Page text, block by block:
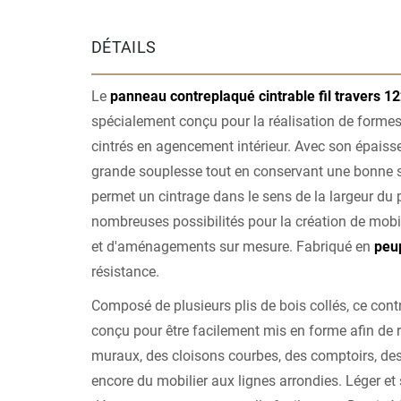
Galerie
d’images
DÉTAILS
Le panneau contreplaqué cintrable fil travers
spécialement conçu pour la réalisation de
cintrés en agencement intérieur. Avec son
grande souplesse tout en conservant une bonne
permet un cintrage dans le sens de la largeur du
nombreuses possibilités pour la création de
et d'aménagements sur mesure. Fabriqué en
résistance.
Composé de plusieurs plis de bois collés, ce
conçu pour être facilement mis en forme afin de
muraux, des cloisons courbes, des comptoirs,
encore du mobilier aux lignes arrondies. Léger et